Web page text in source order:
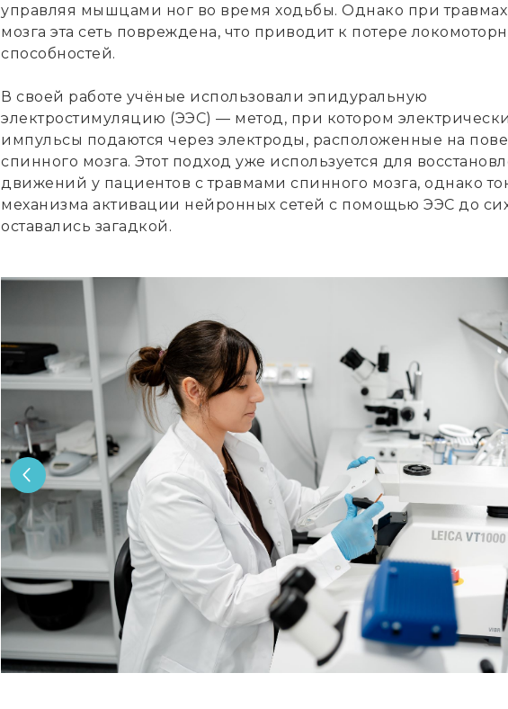
управляя мышцами ног во время ходьбы. Однако при
мозга эта сеть повреждена, что приводит к потере
способностей.
В своей работе учёные использовали эпидуральную
электростимуляцию (ЭЭС) — метод, при котором
импульсы подаются через электроды, расположенные на
спинного мозга. Этот подход уже используется для
движений у пациентов с травмами спинного мозга, однако
механизма активации нейронных сетей с помощью ЭЭС до
оставались загадкой.